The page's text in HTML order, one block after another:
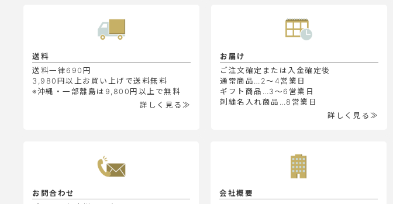
送料
送料一律690円
3,980円以上お買い上げで送料無料
※沖縄・一部離島は9,800円以上で無料
詳しく見る≫
お届け
ご注文確定または入金確定後
通常商品…2～4営業日
ギフト商品…3～6営業日
刺繍名入れ商品…8営業日
詳しく見る≫
お問合わせ
会社概要